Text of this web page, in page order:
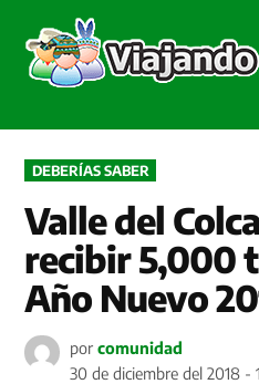
contenido
PUBLICADO
EN
DEBERÍAS SABER
Valle del
recibir 5,000
Año Nuevo
por comunidad
30 de diciembre del 2018 -